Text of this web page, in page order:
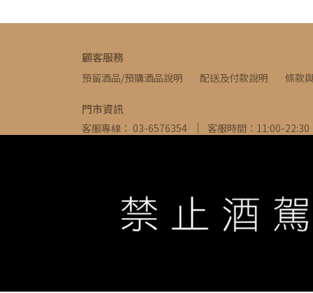
顧客服務
預留酒品/預購酒品說明 配送及付款說明 條款
門市資訊
客服專線： 03-6576354
客服時間：11:00-22:30
WE ARE ALWAYS AVAILABLE TO SERVE YOU ©